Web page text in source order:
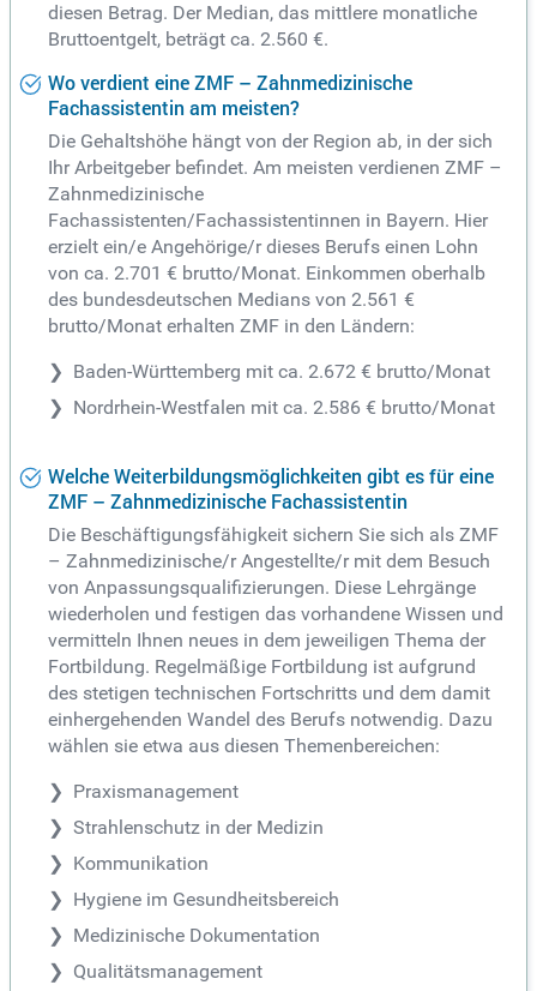
diesen Betrag. Der Median, das mittlere monatliche
Bruttoentgelt, beträgt ca. 2.560 €.
Wo verdient eine ZMF – Zahnmedizinische
Fachassistentin am meisten?
Die Gehaltshöhe hängt von der Region ab, in der sich
Ihr Arbeitgeber befindet. Am meisten verdienen ZMF –
Zahnmedizinische
Fachassistenten/Fachassistentinnen in Bayern. Hier
erzielt ein/e Angehörige/r dieses Berufs einen Lohn
von ca. 2.701 € brutto/Monat. Einkommen oberhalb
des bundesdeutschen Medians von 2.561 €
brutto/Monat erhalten ZMF in den Ländern:
Baden-Württemberg mit ca. 2.672 € brutto/Monat
Nordrhein-Westfalen mit ca. 2.586 € brutto/Monat
Welche Weiterbildungsmöglichkeiten gibt es für eine
ZMF – Zahnmedizinische Fachassistentin
Die Beschäftigungsfähigkeit sichern Sie sich als ZMF
– Zahnmedizinische/r Angestellte/r mit dem Besuch
von Anpassungsqualifizierungen. Diese Lehrgänge
wiederholen und festigen das vorhandene Wissen und
vermitteln Ihnen neues in dem jeweiligen Thema der
Fortbildung. Regelmäßige Fortbildung ist aufgrund
des stetigen technischen Fortschritts und dem damit
einhergehenden Wandel des Berufs notwendig. Dazu
wählen sie etwa aus diesen Themenbereichen:
Praxismanagement
Strahlenschutz in der Medizin
Kommunikation
Hygiene im Gesundheitsbereich
Medizinische Dokumentation
Qualitätsmanagement